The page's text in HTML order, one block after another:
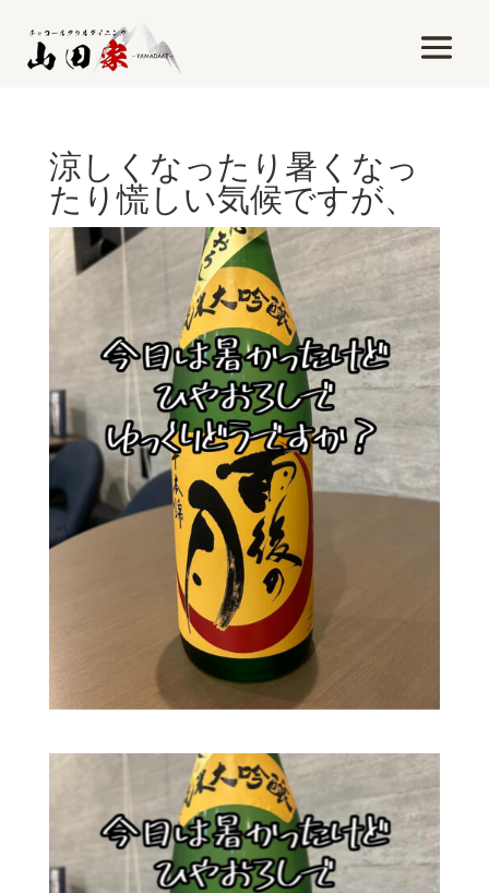
涼しくなったり暑くなっ
たり慌しい気候ですが、